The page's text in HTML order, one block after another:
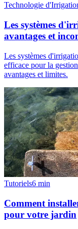
Technologie
Les systèmes
avantages et
Les systèmes
efficace pour la
avantages et limites.
Tutoriels6 min
Comment
pour votre jardin